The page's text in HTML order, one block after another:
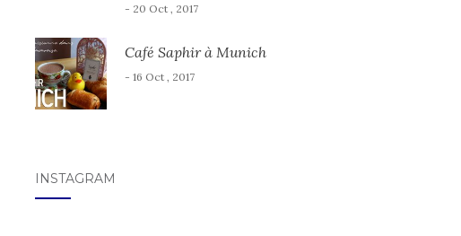
- 20 Oct , 2017
Café Saphir à Munich
- 16 Oct , 2017
INSTAGRAM